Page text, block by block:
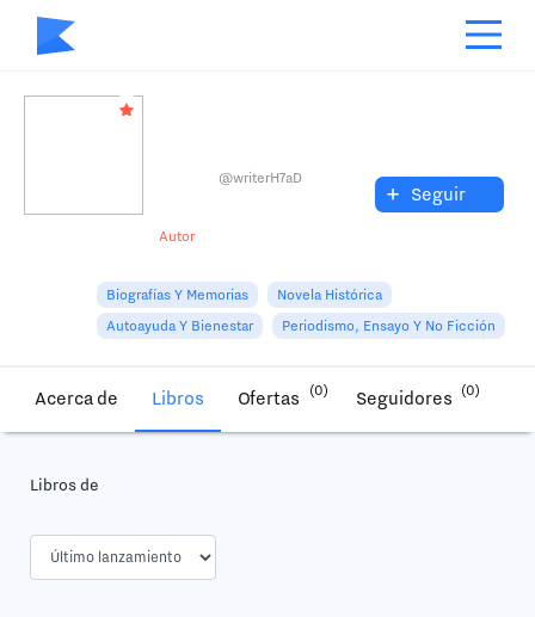
Autor
@writerH7aD + Seguir
Biografías Y Memorias
Novela Histórica
Autoayuda Y Bienestar
Periodismo, Ensayo Y No Ficción
Acerca de Libros Ofertas (0) Seguidores (0)
Libros de